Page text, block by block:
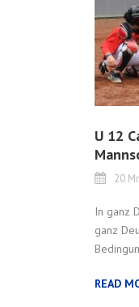
U 12
20
In ganz
ganz
READ